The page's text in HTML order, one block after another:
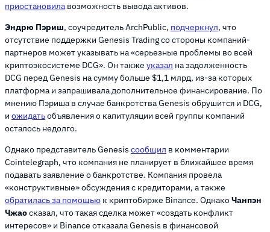
приостановила возможность вывода активов.
Эндрю Пэриш, соучредитель ArchPublic, подчеркнул, что
отсутствие поддержки Genesis Trading со стороны компаний-
партнеров может указывать на «серьезные проблемы во всей
криптоэкосистеме DCG». Он также указал на задолженность
DCG перед Genesis на сумму больше $1,1 млрд, из-за которых
платформа и запрашивала дополнительное финансирование. По
мнению Пэриша в случае банкротства Genesis обрушится и DCG,
и ожидатьобъявления о капитуляции всей группы компаний
осталось недолго.
Однако представитель Genesis сообщил в комментарии
Cointelegraph, что компания не планирует в ближайшее время
подавать заявление о банкротстве. Компания провела
«конструктивные» обсуждения с кредиторами, а также
обратилась за помощью к криптобирже Binance. ОднакоЧанпэн
Чжаосказал, что такая сделка может «создать конфликт
интересов» и Binance отказала Genesis в финансовой